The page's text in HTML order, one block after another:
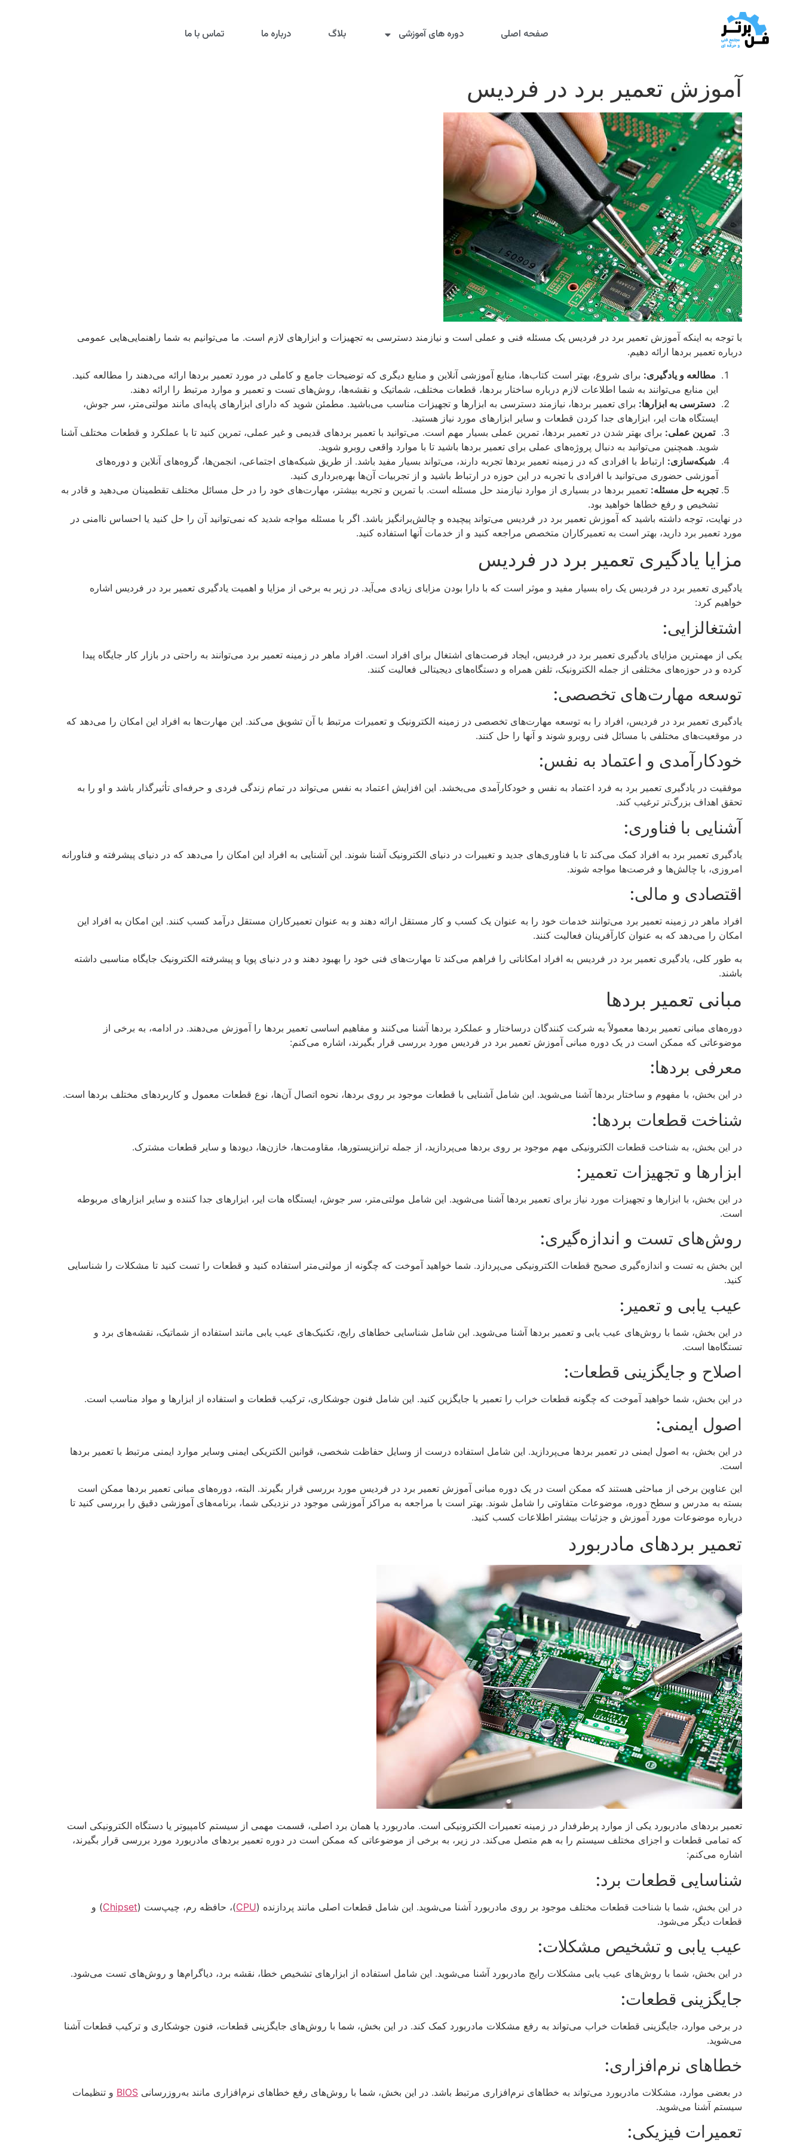
صفحه اصلی دوره های آموزشی بلاگ درباره ما تماس با ما
آموزش تعمیر برد در فردیس
با توجه به اینکه آموزش تعمیر برد در فردیس یک مسئله فنی و عملی است و نیازمند دسترسی به تجهیزات و ابزارهای لازم است. ما می‌توانیم به شما راهنمایی‌هایی عمومی
درباره تعمیر بردها ارائه دهیم.
مطالعه و یادگیری: برای شروع، بهتر است کتاب‌ها، منابع آموزشی آنلاین و منابع دیگری که توضیحات جامع و کاملی در مورد تعمیر بردها ارائه می‌دهند را مطالعه کنید.
این منابع می‌توانند به شما اطلاعات لازم درباره ساختار بردها، قطعات مختلف، شماتیک و نقشه‌ها، روش‌های تست و تعمیر و موارد مرتبط را ارائه دهند.
دسترسی به ابزارها: برای تعمیر بردها، نیازمند دسترسی به ابزارها و تجهیزات مناسب می‌باشید. مطمئن شوید که دارای ابزارهای پایه‌ای مانند مولتی‌متر، سر جوش،
ایستگاه هات ایر، ابزارهای جدا کردن قطعات و سایر ابزارهای مورد نیاز هستید.
تمرین عملی: برای بهتر شدن در تعمیر بردها، تمرین عملی بسیار مهم است. می‌توانید با تعمیر بردهای قدیمی و غیر عملی، تمرین کنید تا با عملکرد و قطعات مختلف آشنا
شوید. همچنین می‌توانید به دنبال پروژه‌های عملی برای تعمیر بردها باشید تا با موارد واقعی روبرو شوید.
شبکه‌سازی: ارتباط با افرادی که در زمینه تعمیر بردها تجربه دارند، می‌تواند بسیار مفید باشد. از طریق شبکه‌های اجتماعی، انجمن‌ها، گروه‌های آنلاین و دوره‌های
آموزشی حضوری می‌توانید با افرادی با تجربه در این حوزه در ارتباط باشید و از تجربیات آن‌ها بهره‌برداری کنید.
تجربه حل مسئله: تعمیر بردها در بسیاری از موارد نیازمند حل مسئله است. با تمرین و تجربه بیشتر، مهارت‌های خود را در حل مسائل مختلف تقطمینان می‌دهید و قادر به
تشخیص و رفع خطاها خواهید بود.
در نهایت، توجه داشته باشید که آموزش تعمیر برد در فردیس می‌تواند پیچیده و چالش‌برانگیز باشد. اگر با مسئله مواجه شدید که نمی‌توانید آن را حل کنید یا احساس ناامنی در
مورد تعمیر برد دارید، بهتر است به تعمیرکاران متخصص مراجعه کنید و از خدمات آنها استفاده کنید.
مزایا یادگیری تعمیر برد در فردیس
یادگیری تعمیر برد در فردیس یک راه بسیار مفید و موثر است که با دارا بودن مزایای زیادی می‌آید. در زیر به برخی از مزایا و اهمیت یادگیری تعمیر برد در فردیس اشاره
خواهیم کرد:
اشتغالزایی:
یکی از مهمترین مزایای یادگیری تعمیر برد در فردیس، ایجاد فرصت‌های اشتغال برای افراد است. افراد ماهر در زمینه تعمیر برد می‌توانند به راحتی در بازار کار جایگاه پیدا
کرده و در حوزه‌های مختلفی از جمله الکترونیک، تلفن همراه و دستگاه‌های دیجیتالی فعالیت کنند.
توسعه مهارت‌های تخصصی:
یادگیری تعمیر برد در فردیس، افراد را به توسعه مهارت‌های تخصصی در زمینه الکترونیک و تعمیرات مرتبط با آن تشویق می‌کند. این مهارت‌ها به افراد این امکان را می‌دهد که
در موقعیت‌های مختلفی با مسائل فنی روبرو شوند و آنها را حل کنند.
خودکارآمدی و اعتماد به نفس:
موفقیت در یادگیری تعمیر برد به فرد اعتماد به نفس و خودکارآمدی می‌بخشد. این افزایش اعتماد به نفس می‌تواند در تمام زندگی فردی و حرفه‌ای تأثیرگذار باشد و او را به
تحقق اهداف بزرگ‌تر ترغیب کند.
آشنایی با فناوری:
یادگیری تعمیر برد به افراد کمک می‌کند تا با فناوری‌های جدید و تغییرات در دنیای الکترونیک آشنا شوند. این آشنایی به افراد این امکان را می‌دهد که در دنیای پیشرفته و فناورانه
امروزی، با چالش‌ها و فرصت‌ها مواجه شوند.
اقتصادی و مالی:
افراد ماهر در زمینه تعمیر برد می‌توانند خدمات خود را به عنوان یک کسب و کار مستقل ارائه دهند و به عنوان تعمیرکاران مستقل درآمد کسب کنند. این امکان به افراد این
امکان را می‌دهد که به عنوان کارآفرینان فعالیت کنند.
به طور کلی، یادگیری تعمیر برد در فردیس به افراد امکاناتی را فراهم می‌کند تا مهارت‌های فنی خود را بهبود دهند و در دنیای پویا و پیشرفته الکترونیک جایگاه مناسبی داشته
باشند.
مبانی تعمیر بردها
دوره‌های مبانی تعمیر بردها معمولاً به شرکت کنندگان درساختار و عملکرد بردها آشنا می‌کنند و مفاهیم اساسی تعمیر بردها را آموزش می‌دهند. در ادامه، به برخی از
موضوعاتی که ممکن است در یک دوره مبانی آموزش تعمیر برد در فردیس مورد بررسی قرار بگیرند، اشاره می‌کنم:
معرفی بردها:
در این بخش، با مفهوم و ساختار بردها آشنا می‌شوید. این شامل آشنایی با قطعات موجود بر روی بردها، نحوه اتصال آن‌ها، نوع قطعات معمول و کاربردهای مختلف بردها است.
شناخت قطعات بردها:
در این بخش، به شناخت قطعات الکترونیکی مهم موجود بر روی بردها می‌پردازید، از جمله ترانزیستورها، مقاومت‌ها، خازن‌ها، دیودها و سایر قطعات مشترک.
ابزارها و تجهیزات تعمیر:
در این بخش، با ابزارها و تجهیزات مورد نیاز برای تعمیر بردها آشنا می‌شوید. این شامل مولتی‌متر، سر جوش، ایستگاه هات ایر، ابزارهای جدا کننده و سایر ابزارهای مربوطه
است.
روش‌های تست و اندازه‌گیری:
این بخش به تست و اندازه‌گیری صحیح قطعات الکترونیکی می‌پردازد. شما خواهید آموخت که چگونه از مولتی‌متر استفاده کنید و قطعات را تست کنید تا مشکلات را شناسایی
کنید.
عیب یابی و تعمیر:
در این بخش، شما با روش‌های عیب یابی و تعمیر بردها آشنا می‌شوید. این شامل شناسایی خطاهای رایج، تکنیک‌های عیب یابی مانند استفاده از شماتیک، نقشه‌های برد و
تستگاه‌ها است.
اصلاح و جایگزینی قطعات:
در این بخش، شما خواهید آموخت که چگونه قطعات خراب را تعمیر یا جایگزین کنید. این شامل فنون جوشکاری، ترکیب قطعات و استفاده از ابزارها و مواد مناسب است.
اصول ایمنی:
در این بخش، به اصول ایمنی در تعمیر بردها می‌پردازید. این شامل استفاده درست از وسایل حفاظت شخصی، قوانین الکتریکی ایمنی وسایر موارد ایمنی مرتبط با تعمیر بردها
است.
این عناوین برخی از مباحثی هستند که ممکن است در یک دوره مبانی آموزش تعمیر برد در فردیس مورد بررسی قرار بگیرند. البته، دوره‌های مبانی تعمیر بردها ممکن است
بسته به مدرس و سطح دوره، موضوعات متفاوتی را شامل شوند. بهتر است با مراجعه به مراکز آموزشی موجود در نزدیکی شما، برنامه‌های آموزشی دقیق را بررسی کنید تا
درباره موضوعات مورد آموزش و جزئیات بیشتر اطلاعات کسب کنید.
تعمیر بردهای مادربورد
تعمیر بردهای مادربورد یکی از موارد پرطرفدار در زمینه تعمیرات الکترونیکی است. مادربورد یا همان برد اصلی، قسمت مهمی از سیستم کامپیوتر یا دستگاه الکترونیکی است
که تمامی قطعات و اجزای مختلف سیستم را به هم متصل می‌کند. در زیر، به برخی از موضوعاتی که ممکن است در دوره تعمیر بردهای مادربورد مورد بررسی قرار بگیرند،
اشاره می‌کنم:
شناسایی قطعات برد:
در این بخش، شما با شناخت قطعات مختلف موجود بر روی مادربورد آشنا می‌شوید. این شامل قطعات اصلی مانند پردازنده (CPU)، حافظه رم، چیپ‌ست (Chipset) و
قطعات دیگر می‌شود.
عیب یابی و تشخیص مشکلات:
در این بخش، شما با روش‌های عیب یابی مشکلات رایج مادربورد آشنا می‌شوید. این شامل استفاده از ابزارهای تشخیص خطا، نقشه برد، دیاگرام‌ها و روش‌های تست می‌شود.
جایگزینی قطعات:
در برخی موارد، جایگزینی قطعات خراب می‌تواند به رفع مشکلات مادربورد کمک کند. در این بخش، شما با روش‌های جایگزینی قطعات، فنون جوشکاری و ترکیب قطعات آشنا
می‌شوید.
خطاهای نرم‌افزاری:
در بعضی موارد، مشکلات مادربورد می‌تواند به خطاهای نرم‌افزاری مرتبط باشد. در این بخش، شما با روش‌های رفع خطاهای نرم‌افزاری مانند به‌روزرسانی BIOS و تنظیمات
سیستم آشنا می‌شوید.
تعمیرات فیزیکی: